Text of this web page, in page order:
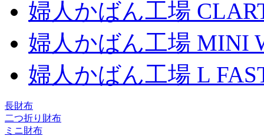
婦人かばん工場
婦人かばん工場 MINI
婦人かばん工場 L
長財布
二つ折り財布
ミニ財布